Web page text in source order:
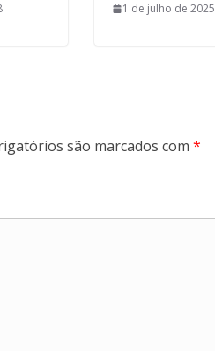
1 de julho de 2025
são marcados com *